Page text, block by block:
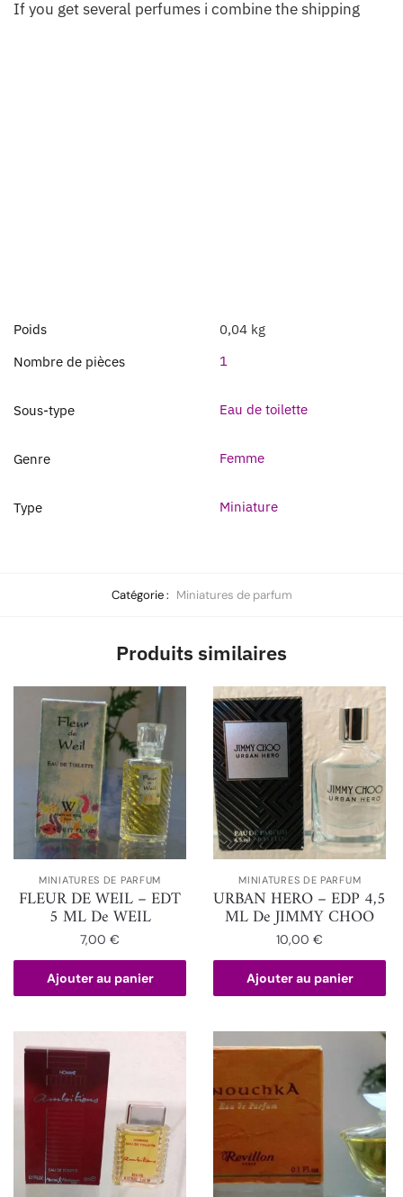
If you get several perfumes i combine the shipping
Poids
0,04 kg
Nombre de pièces
1
Sous-type Eau de toilette
Genre Femme
Type Miniature
Catégorie : Miniatures de parfum
Produits similaires
MINIATURES DE PARFUM
FLEUR DE WEIL – EDT
5 ML De WEIL
7,00€
Ajouter au panier
MINIATURES DE PARFUM
URBAN HERO – EDP 4,5
ML De JIMMY CHOO
10,00€
Ajouter au panier